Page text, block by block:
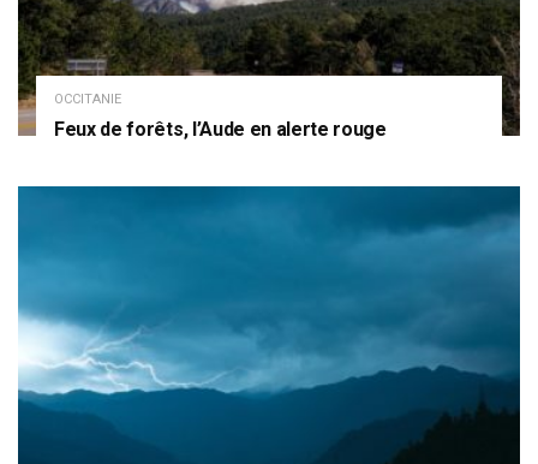
OCCITANIE
Feux de forêts, l’Aude en alerte rouge